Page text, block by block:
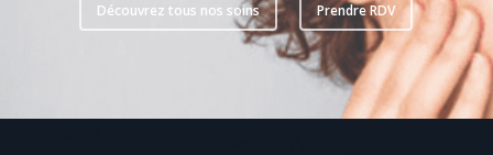
Découvrez tous nos soins Prendre RDV